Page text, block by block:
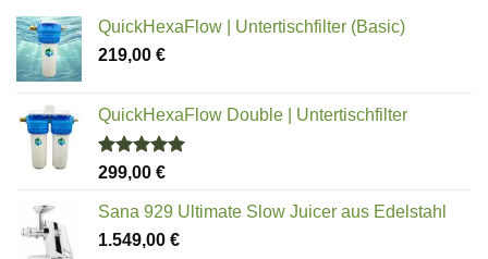
QuickHexaFlow | Untertischfilter (Basic)
219,00 €
QuickHexaFlow Double | Untertischfilter
Bewertet
von 5
299,00 €
Sana 929 Ultimate Slow Juicer aus Edelstahl
1.549,00 €